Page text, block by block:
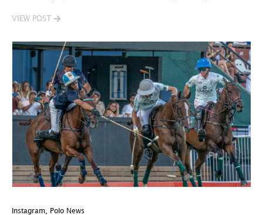
VIEW POST
Instagram Polo News